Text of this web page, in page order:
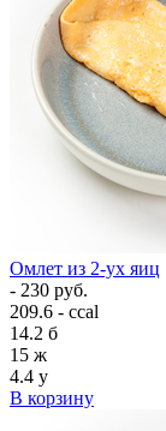
Омлет из 2-ух яиц
- 230 руб.
209.6 - ccal
14.2 б
15 ж
4.4 у
В корзину